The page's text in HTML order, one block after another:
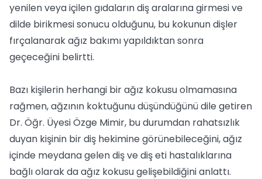
yenilen veya içilen gıdaların diş aralarına girmesi ve
dilde birikmesi sonucu olduğunu, bu kokunun dişler
fırçalanarak ağız bakımı yapıldıktan sonra
geçeceğini belirtti.
Bazı kişilerin herhangi bir ağız kokusu olmamasına
rağmen, ağzının koktuğunu düşündüğünü dile getiren
Dr. Öğr. Üyesi Özge Mimir, bu durumdan rahatsızlık
duyan kişinin bir diş hekimine görünebileceğini, ağız
içinde meydana gelen diş ve diş eti hastalıklarına
bağlı olarak da ağız kokusu gelişebildiğini anlattı.